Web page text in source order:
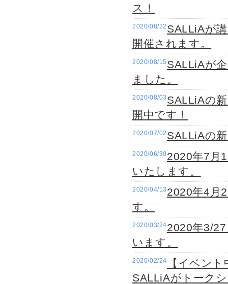
ス！
2020/08/22 SALLiAが
開催されます。
2020/08/15 SALLiAが
ました。
2020/08/03 SALLiAの
開中です！
2020/07/02 SALLiAの
2020/06/302020年7月
いたします。
2020/04/13 2020年4月
す。
2020/03/242020年3/
います。
2020/02/24
【イベン
SALLiAがトーク